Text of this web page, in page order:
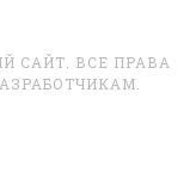
САЙТ. ВСЕ ПРАВА